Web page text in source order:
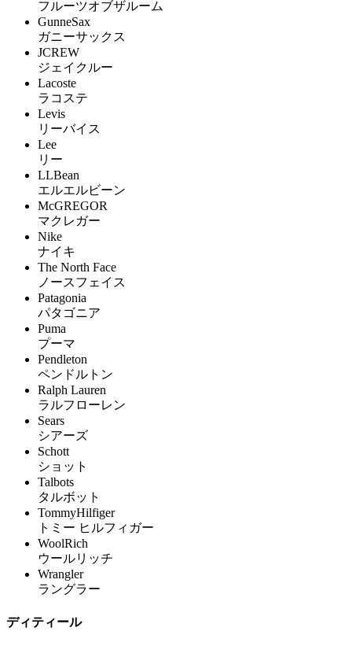
フルーツオブザルーム
GunneSax
ガニーサックス
JCREW
ジェイクルー
Lacoste
ラコステ
Levis
リーバイス
Lee
リー
LLBean
エルエルビーン
McGREGOR
マクレガー
Nike
ナイキ
The North Face
ノースフェイス
Patagonia
パタゴニア
Puma
プーマ
Pendleton
ペンドルトン
Ralph Lauren
ラルフローレン
Sears
シアーズ
Schott
ショット
Talbots
タルボット
TommyHilfiger
トミー ヒルフィガー
WoolRich
ウールリッチ
Wrangler
ラングラー
ディティール